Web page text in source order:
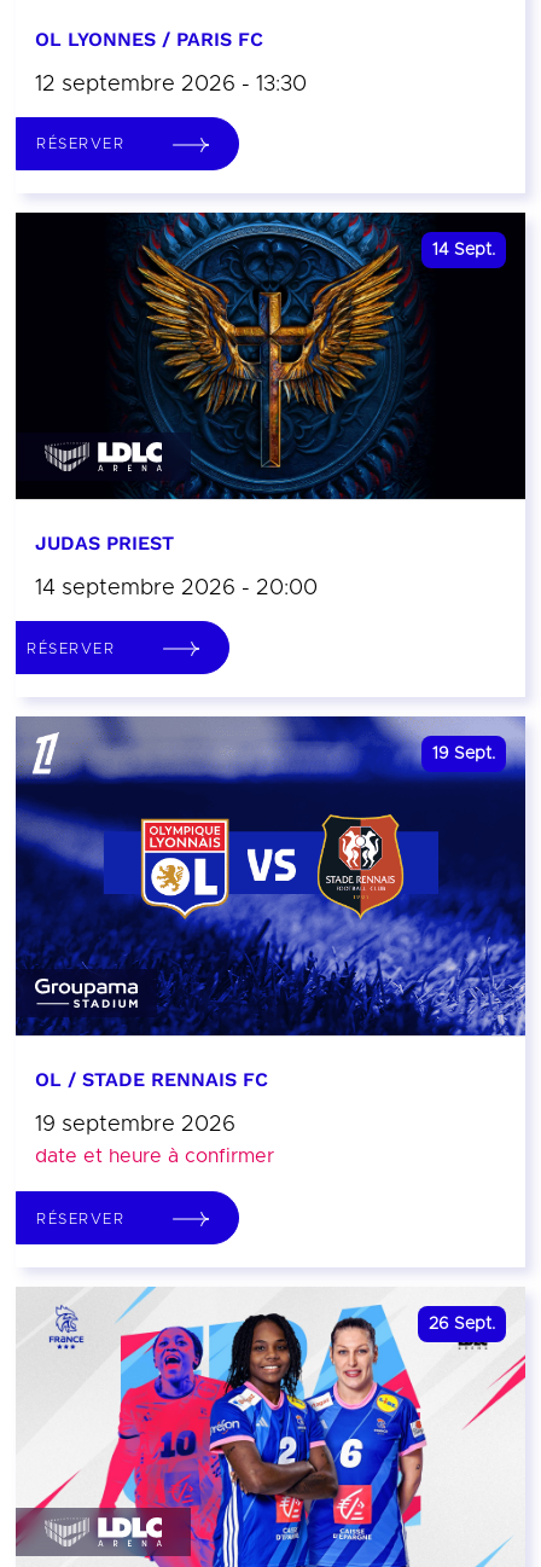
OL LYONNES / PARIS FC
12 septembre 2026 - 13:30
RÉSERVER
14 Sept.
JUDAS PRIEST
14 septembre 2026 - 20:00
RÉSERVER
19 Sept.
OL / STADE RENNAIS FC
19 septembre 2026
date et heure à confirmer
RÉSERVER
26 Sept.